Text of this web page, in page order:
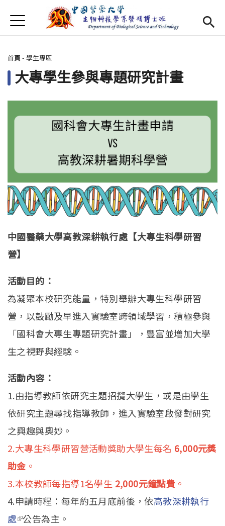
首頁
最新消息
Open submenu (系所介紹)
系所介紹
Open
師資
Open submenu (學生專區)
Open
招生資訊
Open
Eng
Jump to Navigation
Jump to Main content
您在這裡
首頁 - 學生專區
大專學生參與專題研究計畫
中國醫藥大學高教深耕執行處【大專生科學研習
營】
活動目的：
為凝聚本校研究能量，特別舉辦大專生科學研習
營，以鼓勵及早進入實驗室跨領域學習，積極參與
「國科會大專生專題研究計畫」，豐富並增加大學
生之視野與經驗。
活動內容：
1.由指導教師依研究主題招攬大學生，或是由學生
依研究主題尋找指導教師，進入實驗室啟發對研究
之興趣與奧妙。
2.大專生科學研習營活動獎助大學生每名 6,000元獎
助金 。
3.本校教師每指導1名學生 2,000元鐘點費 。
4.申請時程：每年約五月底前後，依高教深耕執行
處(link is external)
公告為主。